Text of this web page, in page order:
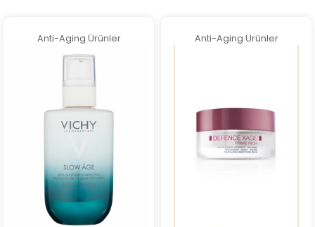
Anti-Aging Ürünler Anti-Aging Ürünler